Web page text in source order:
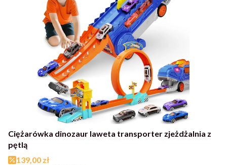
Ciężarówka dinozaur laweta transporter zjeżdżalnia z
pętlą
Cena promocyjna
139,00 zł